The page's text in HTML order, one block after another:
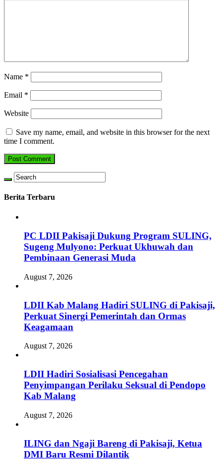
Name *
Email *
Website
Save my name, email, and website in this browser for the next
time I comment.
Berita Terbaru
PC LDII Pakisaji Dukung Program SULING,
Sugeng Mulyono: Perkuat Ukhuwah dan
Pembinaan Generasi Muda
August 7, 2026
LDII Kab Malang Hadiri SULING di Pakisaji,
Perkuat Sinergi Pemerintah dan Ormas
Keagamaan
August 7, 2026
LDII Hadiri Sosialisasi Pencegahan
Penyimpangan Perilaku Seksual di Pendopo
Kab Malang
August 7, 2026
ILING dan Ngaji Bareng di Pakisaji, Ketua
DMI Baru Resmi Dilantik